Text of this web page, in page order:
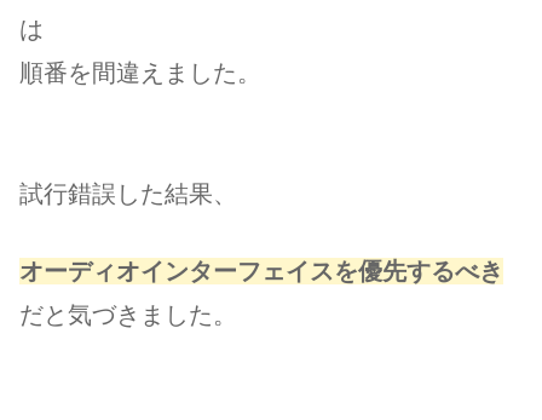
は
順番を間違えました。
試行錯誤した結果、
オーディオインターフェイスを優先するべき
だと気づきました。